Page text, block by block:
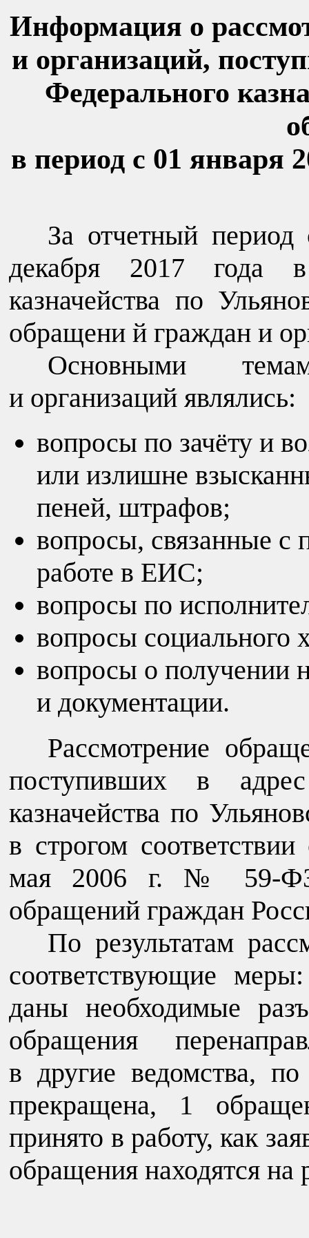
Информация о
и организаций,
Федерального
в период с 01 января
За отчетный
декабря 2017 года в
казначейства по
обращени й граждан и
Основными
и организаций являлись:
вопросы по зачёту и
или излишне
пеней, штрафов;
вопросы, связанные
работе в ЕИС;
вопросы по
вопросы социального
вопросы о получении
и документации.
Рассмотрение
поступивших в
казначейства по
в строгом
мая 2006 г. № 59-ФЗ
обращений граждан
По результатам
соответствующие
даны необходимые
обращения
в другие ведомства,
прекращена, 1
принято в работу, как
обращения находятся на